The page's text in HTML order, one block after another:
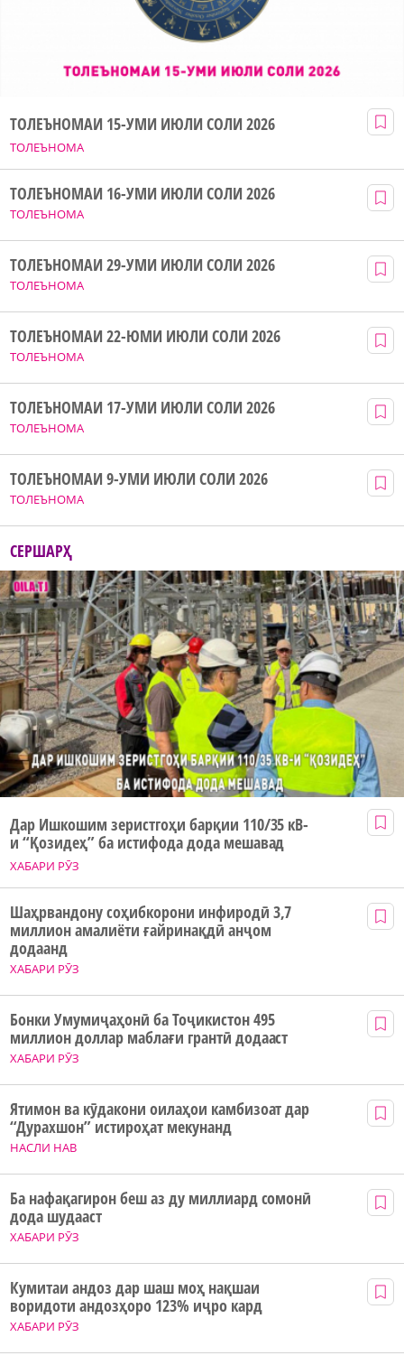
ТОЛЕЪНОМА
ТОЛЕЪНОМАИ 15-УМИ ИЮЛИ СОЛИ 2026
ТОЛЕЪНОМА
ТОЛЕЪНОМАИ 16-УМИ ИЮЛИ СОЛИ 2026
ТОЛЕЪНОМА
ТОЛЕЪНОМАИ 29-УМИ ИЮЛИ СОЛИ 2026
ТОЛЕЪНОМА
ТОЛЕЪНОМАИ 22-ЮМИ ИЮЛИ СОЛИ 2026
ТОЛЕЪНОМА
ТОЛЕЪНОМАИ 17-УМИ ИЮЛИ СОЛИ 2026
ТОЛЕЪНОМА
ТОЛЕЪНОМАИ 9-УМИ ИЮЛИ СОЛИ 2026
СЕРШАРҲ
ХАБАРИ РӮЗ
Дар Ишкошим зеристгоҳи барқии 110/35 кВ-
и “Қозидеҳ” ба истифода дода мешавад
ХАБАРИ РӮЗ
Шаҳрвандону соҳибкорони инфиродӣ 3,7
миллион амалиёти ғайринақдӣ анҷом
додаанд
ХАБАРИ РӮЗ
Бонки Умумиҷаҳонӣ ба Тоҷикистон 495
миллион доллар маблағи грантӣ додааст
НАСЛИ НАВ
Ятимон ва кӯдакони оилаҳои камбизоат дар
“Дурахшон” истироҳат мекунанд
ХАБАРИ РӮЗ
Ба нафақагирон беш аз ду миллиард сомонӣ
дода шудааст
ХАБАРИ РӮЗ
Кумитаи андоз дар шаш моҳ нақшаи
воридоти андозҳоро 123% иҷро кард